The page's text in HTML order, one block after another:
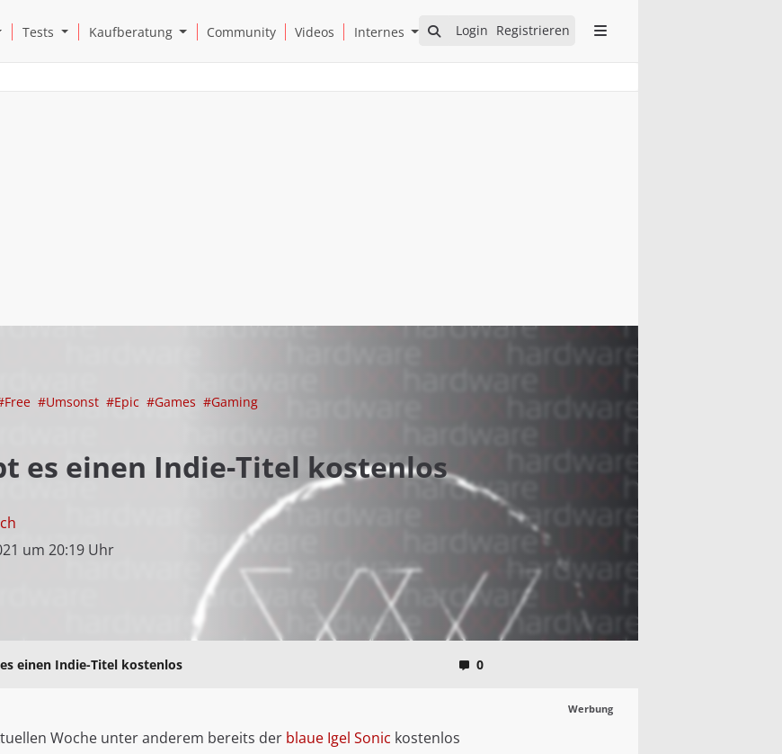
Login Registrieren
News Submenu
Tests Open Tests Submenu
Kaufberatung Open Kaufberatung Submenu
Community Videos Internes Open Internes Submenu
#Umsonst #Epic #Games #Gaming
es einen Indie-Titel kostenlos
um 20:19 Uhr
einen Indie-Titel kostenlos 0
Werbung
Woche unter anderem bereits der blaue Igel Sonic kostenlos